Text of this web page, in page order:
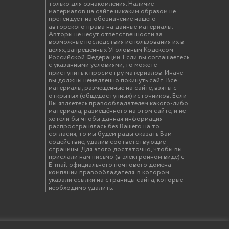
только для ознакомления. Наличие
материалов на сайте никаким образом не
претендует на обозначение нашего
авторского права на данные материалы.
Авторы не несут ответственности за
возможные последствия использования их в
целях, запрещенных Уголовным Кодексом
Российской Федерации. Если вы соглашаетесь
с указанными условиями, то можете
приступить к просмотру материалов. Иначе
вы должны немедленно покинуть сайт. Все
материалы, размещенные на сайте, взяты с
открытых (общедоступных) источников. Если
Вы являетесь правообладателем какого-либо
материала, размещённого на этом сайте, и не
хотели бы чтобы данная информация
распространялась без Вашего на то
согласия, то мы будем рады оказать Вам
содействие, удалив соответствующие
страницы. Для этого достаточно, чтобы вы
прислали нам письмо (в электронном виде) с
E-mail официального почтового домена
компании правообладателя, в котором
указали ссылки на страницы сайта, которые
необходимо удалить.